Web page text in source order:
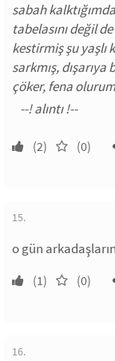
sabah
tabelasını değil
kestirmiş şu yaşlı
sarkmış,
çöker, fena
(2) (0)
15.
o gün
(1) (0)
16.